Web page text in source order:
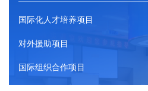
国际化人才培养项目
对外援助项目
国际组织合作项目